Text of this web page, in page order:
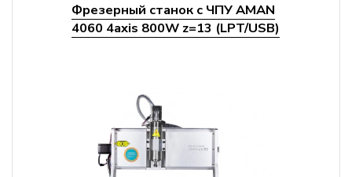
Фрезерный станок с ЧПУ AMAN
4060 4axis 800W z=13 (LPT/USB)